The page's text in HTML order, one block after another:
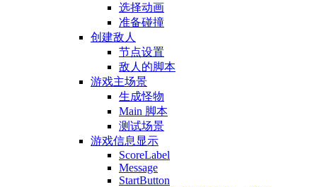
选择动画
准备碰撞
创建敌人
节点设置
敌人的脚本
游戏主场景
生成怪物
Main 脚本
测试场景
游戏信息显示
ScoreLabel
Message
StartButton